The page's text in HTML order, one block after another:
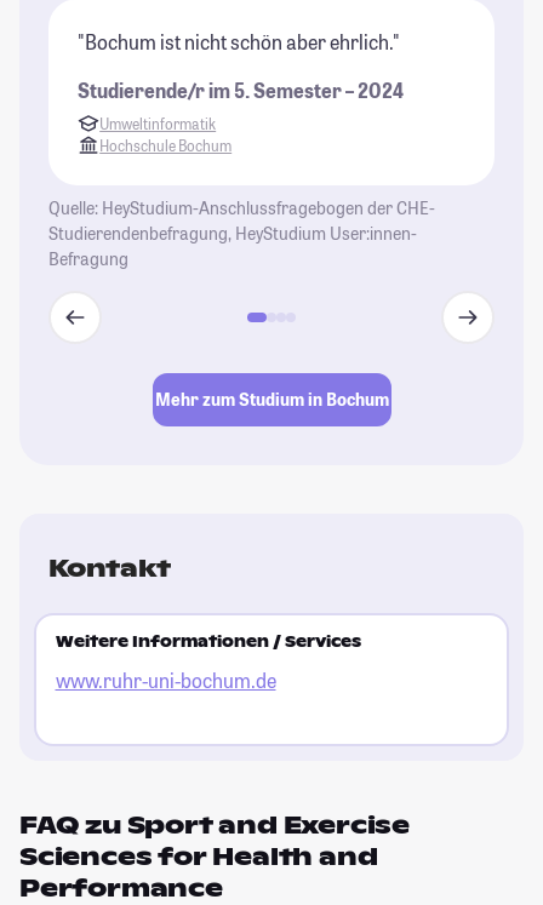
"Bochum ist nicht schön aber ehrlich."
Studierende/r im 5. Semester – 2024
Umweltinformatik
Hochschule Bochum
Quelle: HeyStudium-Anschlussfragebogen der CHE-
Studierendenbefragung, HeyStudium User:innen-
Befragung
Mehr zum Studium in Bochum
Kontakt
Weitere Informationen / Services
www.ruhr-uni-bochum.de
FAQ zu Sport and Exercise
Sciences for Health and
Performance